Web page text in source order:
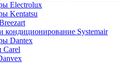
Electrolux
Kentatsu
кондиционирование Systemair
Dantex
Carel